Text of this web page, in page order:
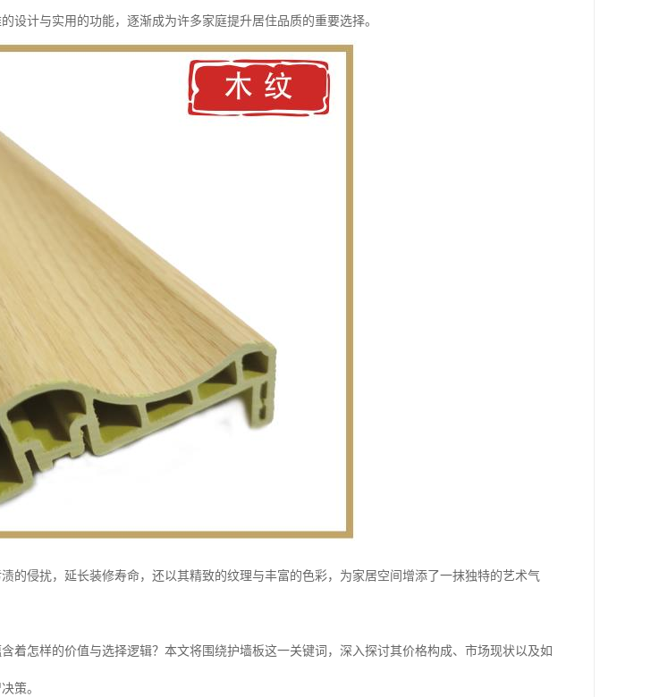
设计与实用的功能，逐渐成为许多家庭提升居住品质的重要选择。
的侵扰，延长装修寿命，还以其精致的纹理与丰富的色彩，为家居空间增添了一抹独特的艺术气
着怎样的价值与选择逻辑？本文将围绕护墙板这一关键词，深入探讨其价格构成、市场现状以及如
策。